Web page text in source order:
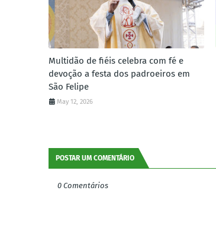
Multidão de fiéis celebra com fé e
devoção a festa dos padroeiros em
São Felipe
May 12, 2026
POSTAR UM COMENTÁRIO
0 Comentários